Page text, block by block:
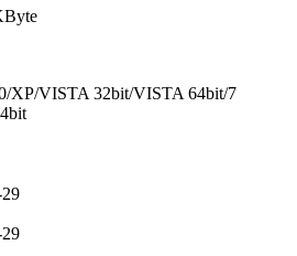
XP/VISTA 32bit/VISTA 64bit/7